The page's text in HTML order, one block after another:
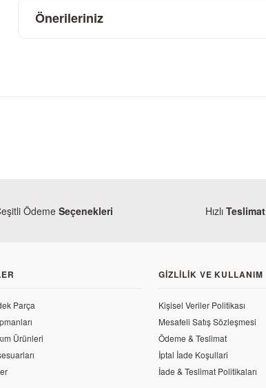
Önerileriniz
Ödeme Seçenekleri Hızlı Teslimat
Parça
Ürünleri
GIZLILIK VE KULLANIM
Kişisel Veriler Politikası
Mesafeli Satış Sözleşmesi
Ödeme & Teslimat
İptal İade Koşullari
İade & Teslimat Politikaları